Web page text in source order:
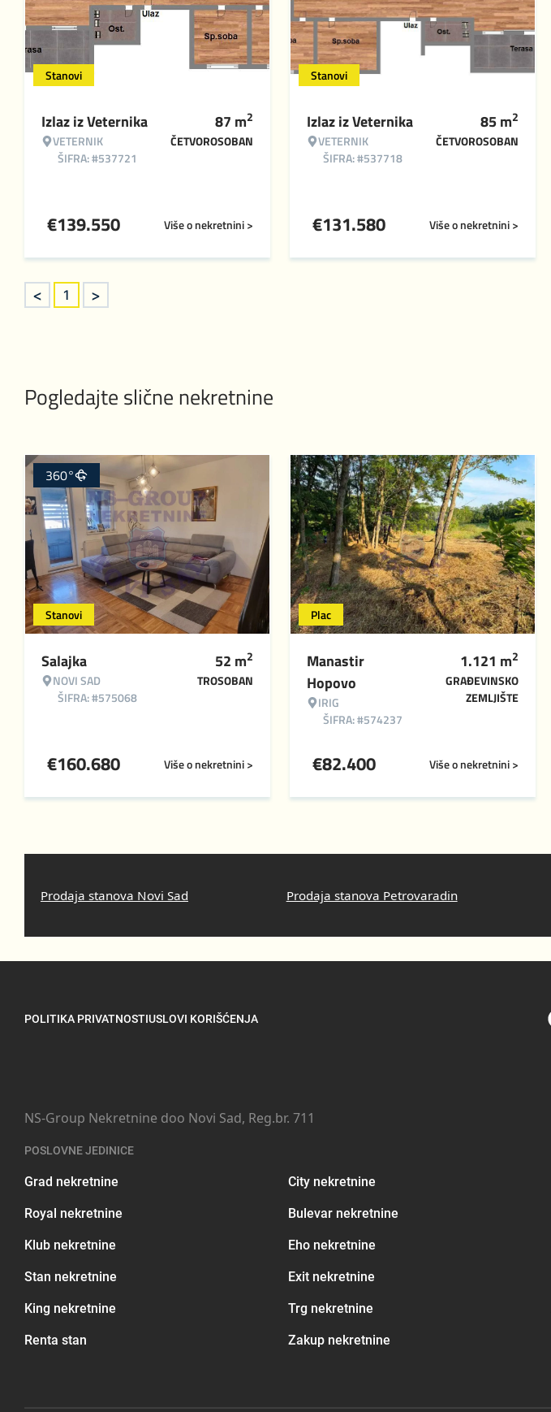
Stanovi
Izlaz iz Veternika
VETERNIK
ŠIFRA: #537721
87 m2
ČETVOROSOBAN
Više o nekretnini >
€139.550
Stanovi
Izlaz iz Veternika
VETERNIK
ŠIFRA: #537718
85m2
ČETVOROSOBAN
Više o nekretnini >
€131.580
< 1 >
Pogledajte slične nekretnine
Stanovi
360°
Salajka
NOVI SAD
ŠIFRA: #575068
52 m2
TROSOBAN
Više o nekretnini >
€160.680
Plac
Manastir
Hopovo
IRIG
ŠIFRA: #574237
1.121 m2
GRAĐEVINSKO
ZEMLJIŠTE
Više o nekretnini >
€82.400
Prodaja stanova Novi Sad Prodaja stanova Petrovaradin
POLITIKA PRIVATNOSTIUSLOVI KORIŠĆENJA
NS-Group Nekretnine doo Novi Sad, Reg.br. 711
POSLOVNE JEDINICE
Grad nekretnine City nekretnine
Royal nekretnine Bulevar nekretnine
Klub nekretnine Eho nekretnine
Stan nekretnine Exit nekretnine
King nekretnine Trg nekretnine
Renta stan Zakup nekretnine